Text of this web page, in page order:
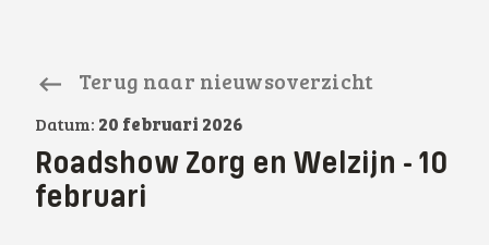
Terug naar nieuwsoverzicht
Datum: 20 februari 2026
Roadshow Zorg en Welzijn - 10
februari